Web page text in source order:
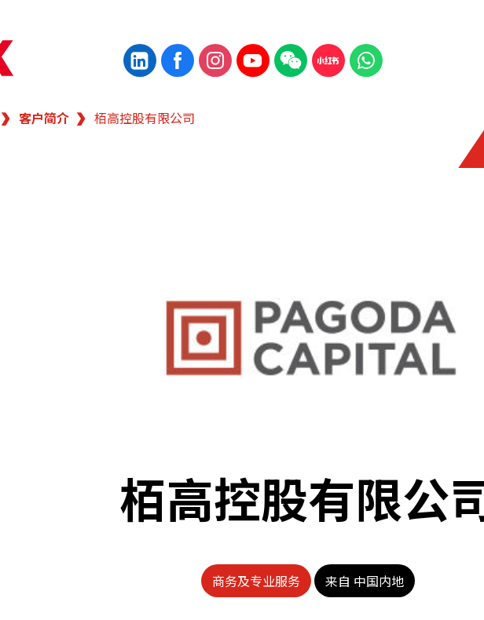
客户简介 栢高控股有限公司
栢高控股有限公
商务及专业服务 来自 中国内地